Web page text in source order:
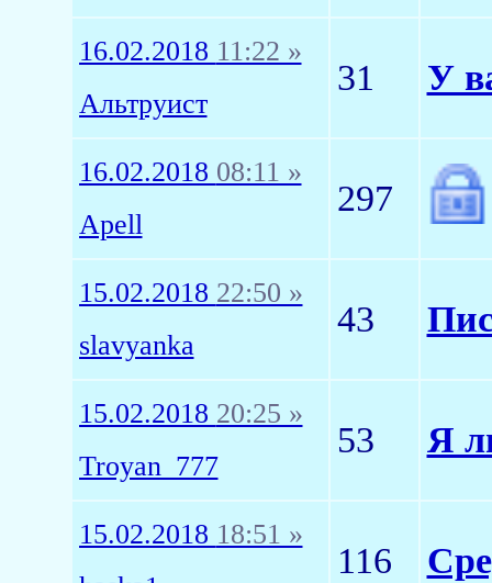
16.02.2018 11:22 »
Альтруист
31 У
16.02.2018 08:11 »
Apell
297
15.02.2018 22:50 »
slavyanka
43
15.02.2018 20:25 »
Troyan_777
53 Я
15.02.2018 18:51 »
116